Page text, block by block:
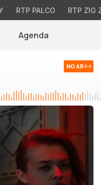
RTP PALCO RTP ZIG
Agenda
NO AR